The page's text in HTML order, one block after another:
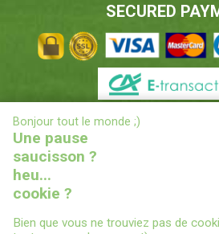
SECURED
DELIVERIES
Bonjour tout le monde ;)
Une pause
saucisson ?
heu...
cookie ?
Bien que vous ne trouviez pas de